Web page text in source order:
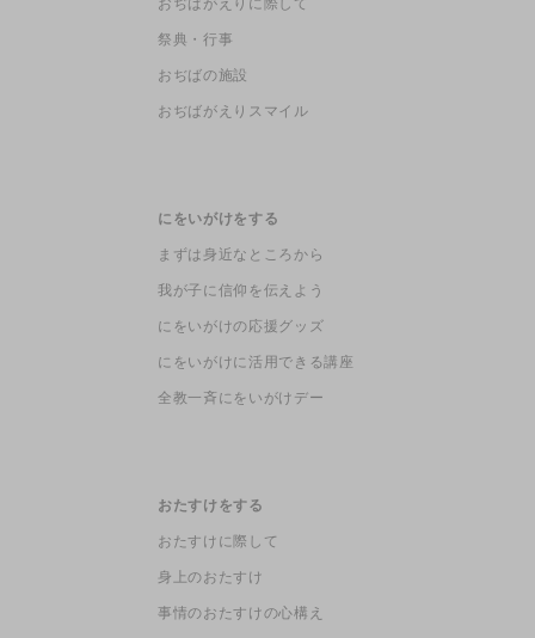
祭典・行事
おぢばの施設
おぢばがえりスマイル
にをいがけをする
まずは身近なところから
我が子に信仰を伝えよう
にをいがけの応援グッズ
にをいがけに活用できる講座
全教一斉にをいがけデー
おたすけをする
おたすけに際して
身上のおたすけ
事情のおたすけの心構え